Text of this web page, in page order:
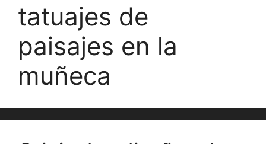
tatuajes de
paisajes en la
muñeca